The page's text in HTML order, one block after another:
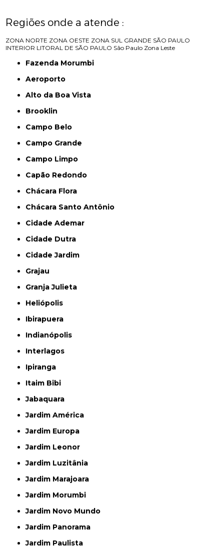
Regiões onde a atende :
ZONA NORTE ZONA OESTE ZONA SUL GRANDE SÃO PAULO
INTERIOR LITORAL DE SÃO PAULO São Paulo Zona Leste
Fazenda Morumbi
Aeroporto
Alto da Boa Vista
Brooklin
Campo Belo
Campo Grande
Campo Limpo
Capão Redondo
Chácara Flora
Chácara Santo Antônio
Cidade Ademar
Cidade Dutra
Cidade Jardim
Grajau
Granja Julieta
Heliópolis
Ibirapuera
Indianópolis
Interlagos
Ipiranga
Itaim Bibi
Jabaquara
Jardim América
Jardim Europa
Jardim Leonor
Jardim Luzitânia
Jardim Marajoara
Jardim Morumbi
Jardim Novo Mundo
Jardim Panorama
Jardim Paulista